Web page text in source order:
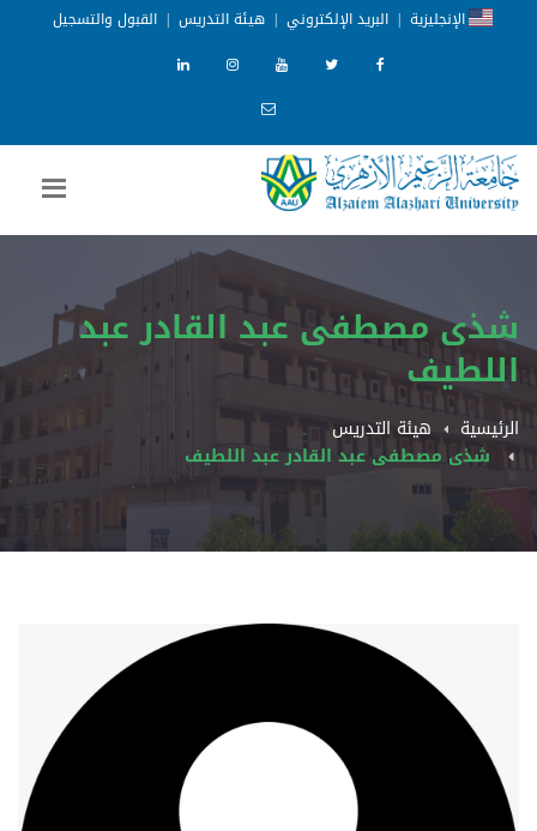
الإنجليزية | البريد الإلكتروني | هيئة التدريس | القبول والتسجيل
شذى مصطفى عبد القادر عبد
اللطيف
الرئيسية
هيئة التدريس
شذى مصطفى عبد القادر عبد اللطيف